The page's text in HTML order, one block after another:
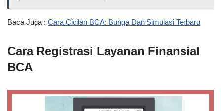
Baca Juga : Cara Cicilan BCA: Bunga Dan Simulasi Terbaru
Cara Registrasi Layanan Finansial
BCA